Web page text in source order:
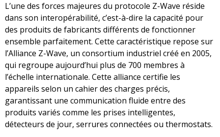
L’une des forces majeures du protocole Z-Wave réside
dans son interopérabilité, c’est-à-dire la capacité pour
des produits de fabricants différents de fonctionner
ensemble parfaitement. Cette caractéristique repose sur
l’Alliance Z-Wave, un consortium industriel créé en 2005,
qui regroupe aujourd’hui plus de 700 membres à
l’échelle internationale. Cette alliance certifie les
appareils selon un cahier des charges précis,
garantissant une communication fluide entre des
produits variés comme les prises intelligentes,
détecteurs de jour, serrures connectées ou thermostats.